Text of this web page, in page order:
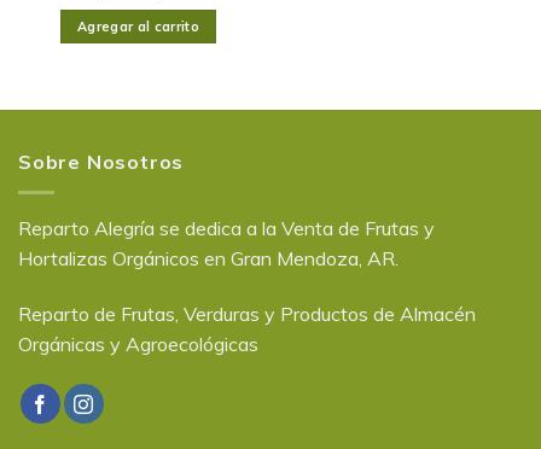
Agregar al carrito
Sobre Nosotros
Reparto Alegría se dedica a la Venta de Frutas y
Hortalizas Orgánicos en Gran Mendoza, AR.
Reparto de Frutas, Verduras y Productos de Almacén
Orgánicas y Agroecológicas